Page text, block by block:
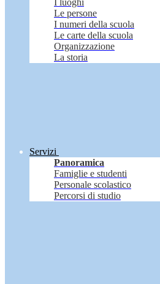
I luoghi
Le persone
I numeri della scuola
Le carte della scuola
Organizzazione
La storia
Servizi
Panoramica
Famiglie e studenti
Personale scolastico
Percorsi di studio